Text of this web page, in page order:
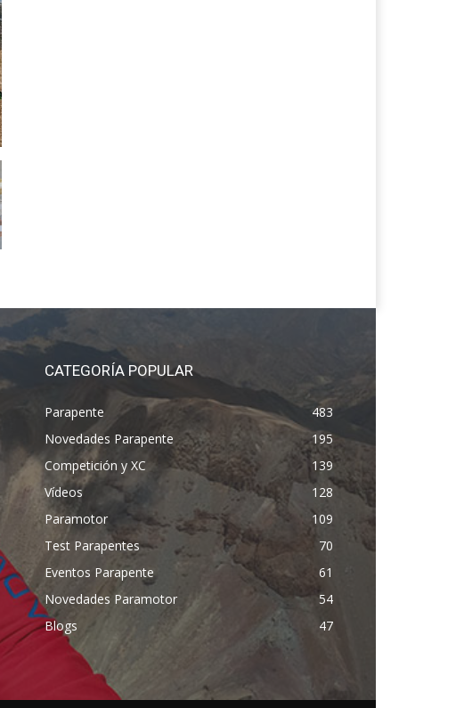
CATEGORÍA POPULAR
Parapente
483
Novedades Parapente
195
Competición y XC
139
Vídeos
128
Paramotor
109
Test Parapentes
70
Eventos Parapente
61
Novedades Paramotor
54
Blogs
47